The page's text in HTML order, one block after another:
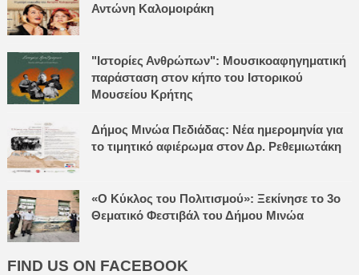
Αντώνη Καλομοιράκη
"Ιστορίες Ανθρώπων": Μουσικοαφηγηματική
παράσταση στον κήπο του Ιστορικού
Μουσείου Κρήτης
Δήμος Μινώα Πεδιάδας: Νέα ημερομηνία για
το τιμητικό αφιέρωμα στον Δρ. Ρεθεμιωτάκη
«Ο Κύκλος του Πολιτισμού»: Ξεκίνησε το 3ο
Θεματικό Φεστιβάλ του Δήμου Μινώα
FIND US ON FACEBOOK